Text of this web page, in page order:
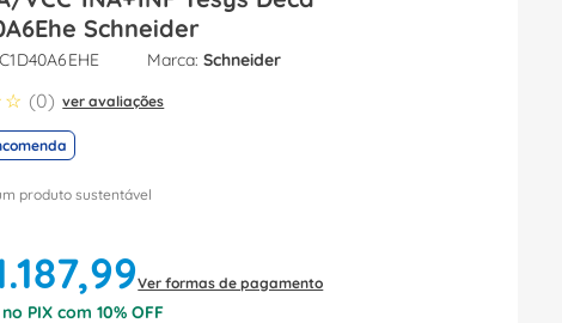
Schneider
Schneider
☆ (0) ver avaliações
produto sustentável
.187,99Ver formas de pagamento
PIX com10% OFF